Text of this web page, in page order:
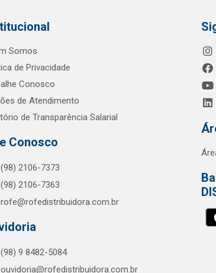
Somos
de Privacidade
Conosco
de Atendimento
de Transparência Salarial
Conosco
(98) 2106-7373
(98) 2106-7363
rofe@rofedistribuidora.com.br
(98) 9 8482-5084
ouvidoria@rofedistribuidora.com.br